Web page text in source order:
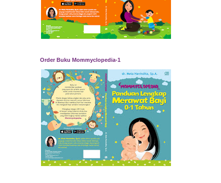
Order Buku Mommyclopedia-1